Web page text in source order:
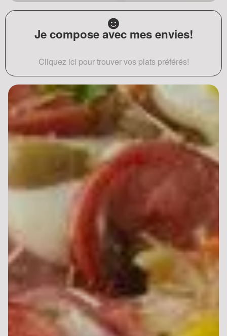
Je compose avec mes envies!
Cliquez ici pour trouver vos plats préférés!